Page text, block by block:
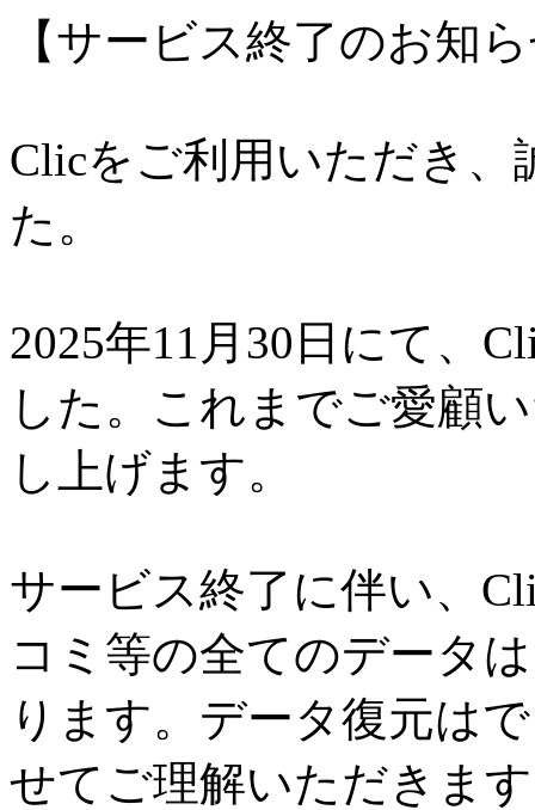
【サービス終了のお知
Clicをご利用いただき
た。
2025年11月30日にて、
した。これまでご愛顧
し上げます。
サービス終了に伴い、
コミ等の全てのデータ
ります。データ復元は
せてご理解いただきま